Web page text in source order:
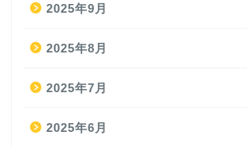
2025年9月
2025年8月
2025年7月
2025年6月